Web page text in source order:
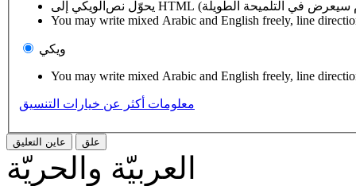
You may write mixed Arabic and English freely, line
ويكي
You may write mixed Arabic and English freely, line
معلومات أكثر عن خيارات التنسيق
العربيّة والحريّة